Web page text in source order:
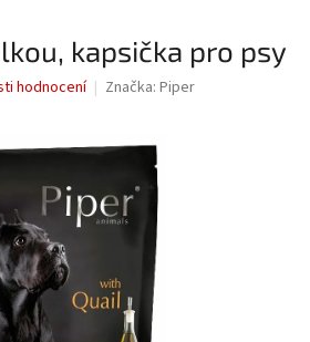
kapsička pro psy
hodnocení Značka: Piper